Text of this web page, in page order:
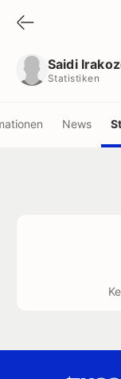
Saidi
Statistiken
News